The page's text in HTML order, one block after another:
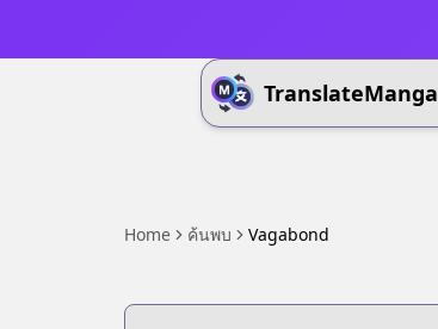
TranslateManga
Home ค้นพบ Vagabond